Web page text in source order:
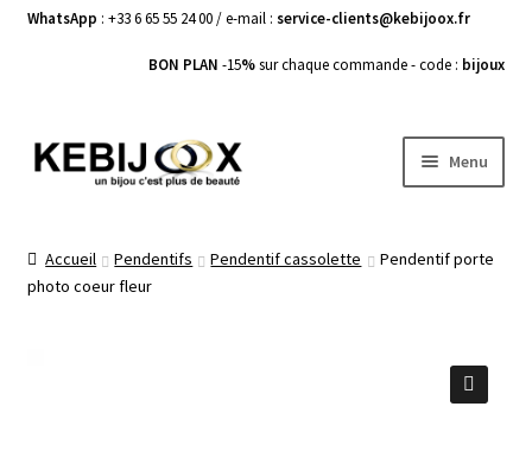
WhatsApp : +33 6 65 55 24 00 / e-mail : service-clients@kebijoox.fr
BON PLAN -15%sur chaque commande - code : bijoux
Aller
à
Aller
au
Menu
Boucles d’Oreilles
Accueil Pendentifs Pendentif cassolette
Pendentif porte
photo coeur fleur